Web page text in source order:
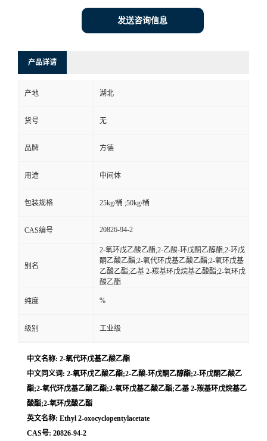
发送咨询信息
产品详请
产地 湖北
货号 无
品牌 方德
用途 中间体
包装规格 25kg/桶 ;50kg/桶
CAS编号 20826-94-2
别名
2-氧环戊乙酸乙酯;2-乙酸-环戊酮乙醇酯;2-环戊
酮乙酸乙酯;2-氧代环戊基乙酸乙酯;2-氧环戊基
乙酸乙酯;乙基 2-羰基环戊烷基乙酸酯;2-氧环戊
酸乙酯
纯度 %
级别 工业级
中文名称: 2-氧代环戊基乙酸乙酯
中文同义词: 2-氧环戊乙酸乙酯;2-乙酸-环戊酮乙醇酯;2-环戊酮乙酸乙
酯;2-氧代环戊基乙酸乙酯;2-氧环戊基乙酸乙酯;乙基 2-羰基环戊烷基乙
酸酯;2-氧环戊酸乙酯
英文名称: Ethyl 2-oxocyclopentylacetate
CAS号: 20826-94-2